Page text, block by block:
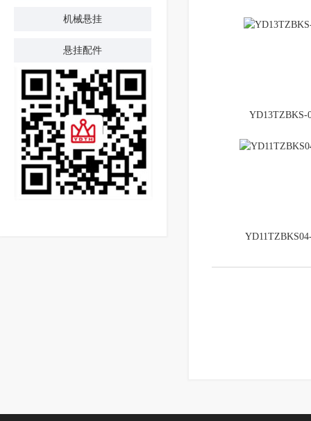
机械悬挂
悬挂配件
YD13TZBKS-